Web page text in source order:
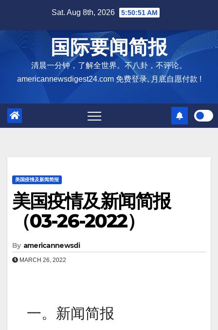
content
Sat. Aug 8th, 2026 5:50:52 AM
国际要闻简报
清晨一分钟，了解全世界。不八卦，不评论。
americannewsdigest24.com 免费登录, 月底自愿付款 !
美国疫情及新闻简报
美国疫情及新闻简报
（03-26-2022）
By americannewsdi
MARCH 26, 2022
一。新闻简报